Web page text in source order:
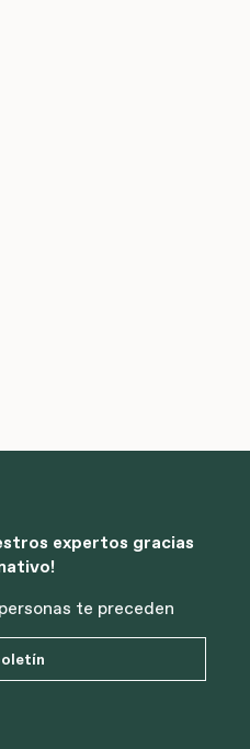
expertos gracias
te preceden